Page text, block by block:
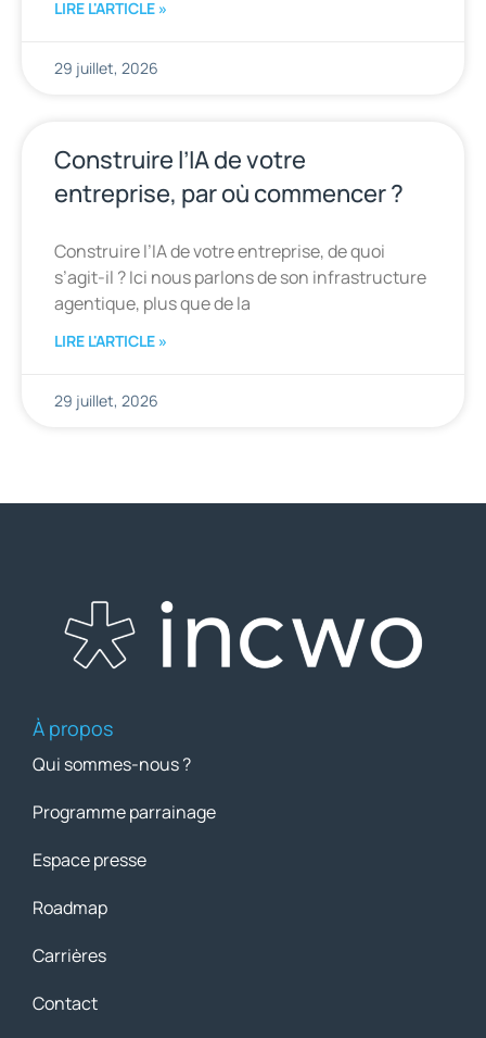
LIRE L'ARTICLE »
29 juillet, 2026
Construire l’IA de votre
entreprise, par où commencer ?
Construire l’IA de votre entreprise, de quoi
s’agit-il ? Ici nous parlons de son infrastructure
agentique, plus que de la
LIRE L'ARTICLE »
29 juillet, 2026
À propos
Qui sommes-nous ?
Programme parrainage
Espace presse
Roadmap
Carrières
Contact